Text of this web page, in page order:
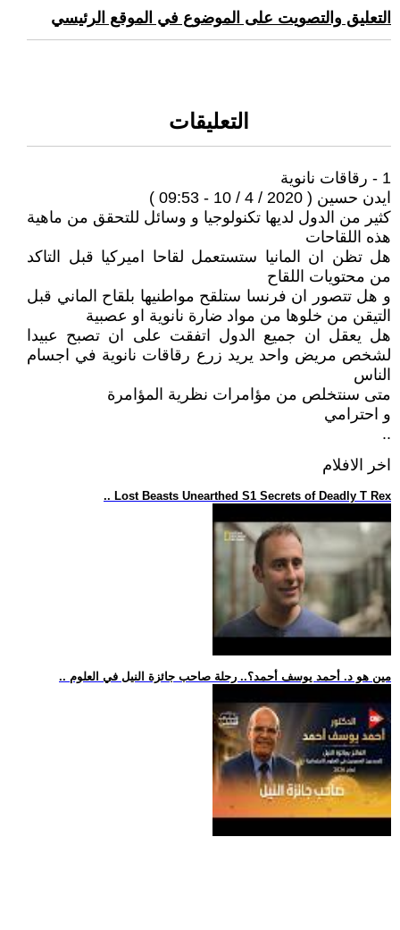
التعليق والتصويت على الموضوع في الموقع الرئيسي
التعليقات
1 - رقاقات نانوية
ايدن حسين ( 2020 / 4 / 10 - 09:53 )
كثير من الدول لديها تكنولوجيا و وسائل للتحقق من ماهية
هذه اللقاحات
هل تظن ان المانيا ستستعمل لقاحا اميركيا قبل التاكد
من محتويات اللقاح
و هل تتصور ان فرنسا ستلقح مواطنيها بلقاح الماني قبل
التيقن من خلوها من مواد ضارة نانوية او عصبية
هل يعقل ان جميع الدول اتفقت على ان تصبح عبيدا
لشخص مريض واحد يريد زرع رقاقات نانوية في اجسام
الناس
متى سنتخلص من مؤامرات نظرية المؤامرة
و احترامي
..
اخر الافلام
.. Lost Beasts Unearthed S1 Secrets of Deadly T Rex
.. مين هو د. أحمد يوسف أحمد؟.. رحلة صاحب جائزة النيل في العلوم